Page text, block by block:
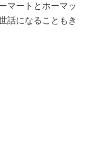
マートとホーマッ
話になることもき